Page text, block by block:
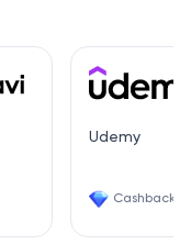
Udemy
Cashback